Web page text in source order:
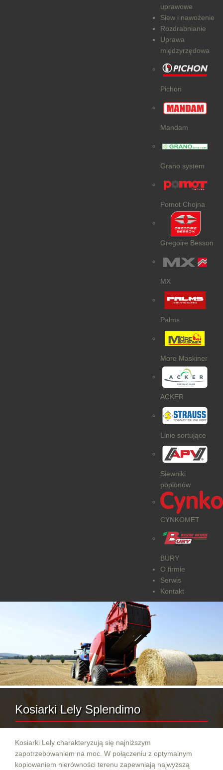
uprawowe
Siew i nawożenie
Rozdrabnianie
Uprawa
międzyrzędowa
Pichon
Mandam
Grano system
Pomot Chojna
Gregoire Besson
MX
Palms
More Maskiner
ACKER
Linie sortujące
Siewniki
poplonów
CYNKOMET
BURY
O firmie
Serwis
Kontakt
Kosiarki Lely Splendimo
Kosiarki Lely charakteryzują się najniższym
zapotrzebowaniem na moc. W połączeniu z optymalnym
kopiowaniem nierówności terenu zapewniają najwyższą